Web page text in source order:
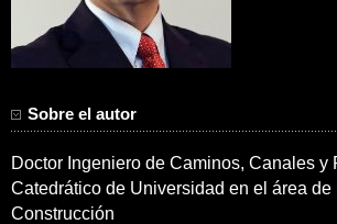
Sobre el autor
Doctor Ingeniero de Caminos, Canales y
Catedrático de Universidad en el área de
Construcción